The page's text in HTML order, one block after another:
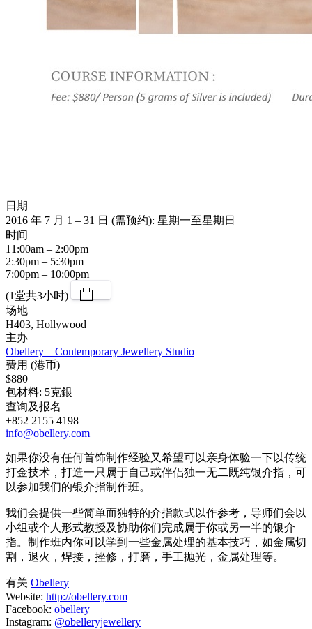
日期
2016 年 7 月 1 – 31 日 (需预约): 星期一至星期日
时间
11:00am – 2:00pm
2:30pm – 5:30pm
7:00pm – 10:00pm
(1堂共3小时)
场地
H403, Hollywood
主办
Obellery – Contemporary Jewellery Studio
费用 (港币)
$880
包材料: 5克銀
查询及报名
+852 2155 4198
info@obellery.com
如果你没有任何首饰制作经验又希望可以亲身体验一下以传统
打金技术，打造一只属于自己或伴侣独一无二既纯银介指，可
以参加我们的银介指制作班。
我们会提供一些​​简单而独特的介指款式以作参考，导师们会以
小组或个人形式教授及协助你们完成属于你或另一半的银介
指。制作班内你可以学到一些金属处理的基本技巧，如金属切
割，退火，焊接，挫修，打磨，手工抛光，金属处理等。
有关 Obellery
Website: http://obellery.com
Facebook: obellery
Instagram: @obelleryjewellery